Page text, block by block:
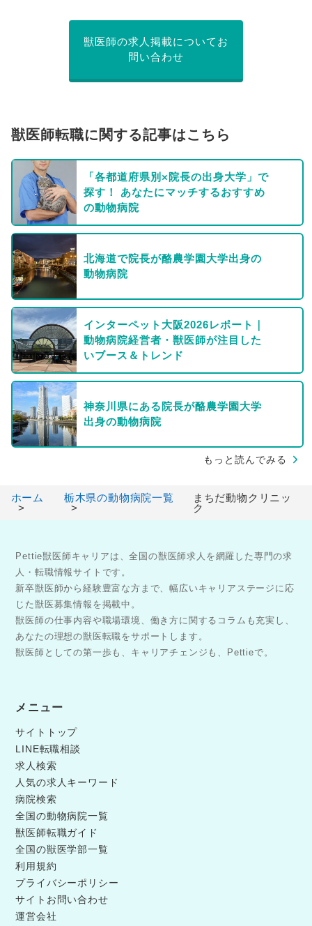
獣医師の求人掲載についてお
問い合わせ
獣医師転職に関する記事はこちら
「各都道府県別×院長の出身大学」で
探す！ あなたにマッチするおすすめ
の動物病院
北海道で院長が酪農学園大学出身の
動物病院
インターペット大阪2026レポート｜
動物病院経営者・獣医師が注目した
いブース＆トレンド
神奈川県にある院長が酪農学園大学
出身の動物病院
もっと読んでみる
ホーム 栃木県の動物病院一覧
まちだ動物クリニッ
ク
Pettie獣医師キャリアは、全国の獣医師求人を網羅した専門の求
人・転職情報サイトです。
新卒獣医師から経験豊富な方まで、幅広いキャリアステージに応
じた獣医募集情報を掲載中。
獣医師の仕事内容や職場環境、働き方に関するコラムも充実し、
あなたの理想の獣医転職をサポートします。
獣医師としての第一歩も、キャリアチェンジも、Pettieで。
メニュー
サイトトップ
LINE転職相談
求人検索
人気の求人キーワード
病院検索
全国の動物病院一覧
獣医師転職ガイド
全国の獣医学部一覧
利用規約
プライバシーポリシー
サイトお問い合わせ
運営会社